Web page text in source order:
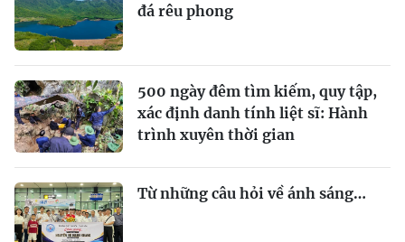
đá rêu phong
500 ngày đêm tìm kiếm, quy tập,
xác định danh tính liệt sĩ: Hành
trình xuyên thời gian
Từ những câu hỏi về ánh sáng…